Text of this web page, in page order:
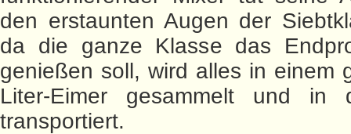
den erstaunten Augen der
da die ganze Klasse das
genießen soll, wird alles in einem
Liter-Eimer gesammelt und in
transportiert.